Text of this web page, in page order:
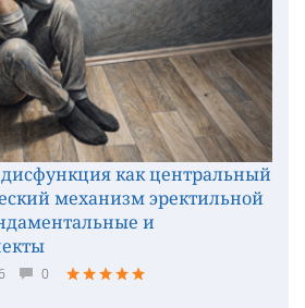
как центральный
механизм эректильной
и
0